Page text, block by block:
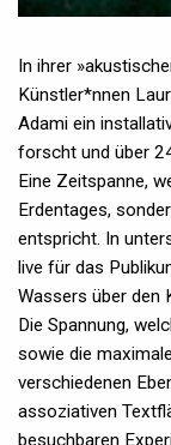
In ihrer
Künstler*nnen
Adami ein
forscht und über
Eine Zeitspanne,
Erdentages,
entspricht. In
live für das
Wassers über den
Die Spannung,
sowie die
verschiedenen
assoziativen